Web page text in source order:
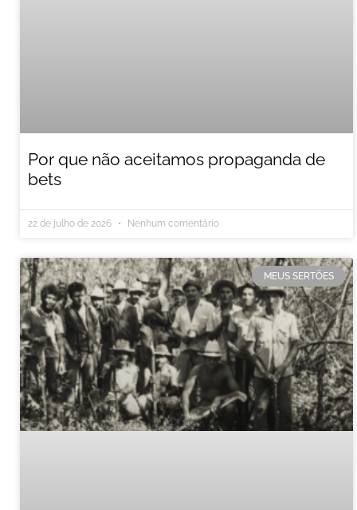
Por que não aceitamos propaganda de
bets
22 de julho de 2026 Nenhum comentário
MEUS SERTÕES